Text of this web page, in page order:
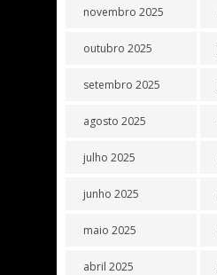
novembro 2025
outubro 2025
setembro 2025
agosto 2025
julho 2025
junho 2025
maio 2025
abril 2025